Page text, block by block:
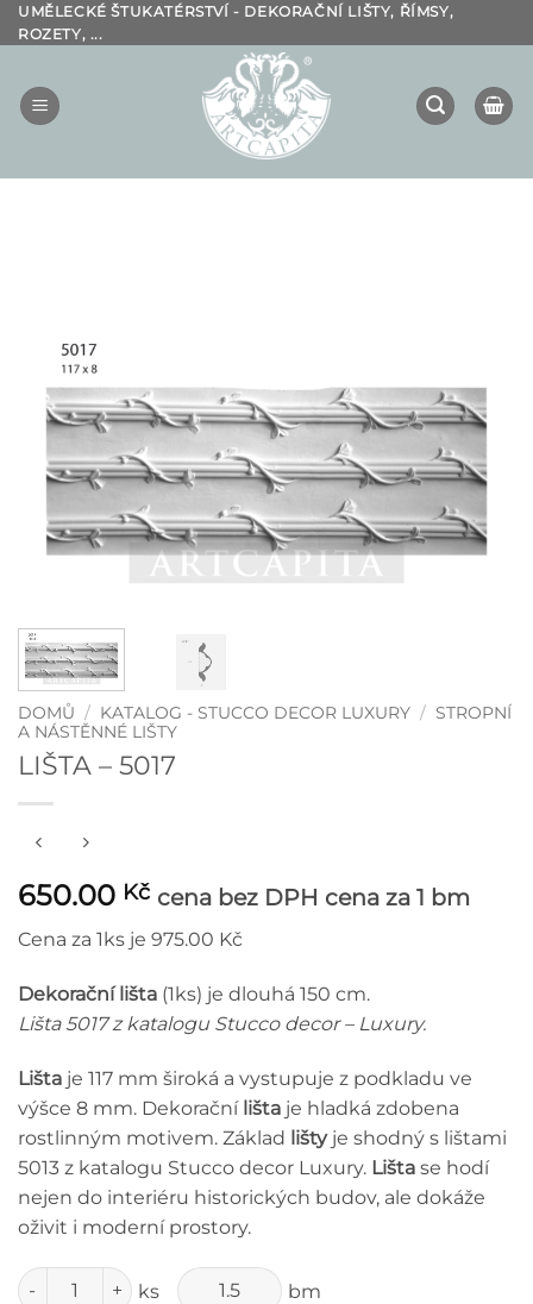
Přeskočit
na
UMĚLECKÉ ŠTUKATÉRSTVÍ - DEKORAČNÍ LIŠTY, ŘÍMSY,
ROZETY, ...
DOMŮ / KATALOG - STUCCO DECOR LUXURY / STROPNÍ
A NÁSTĚNNÉ LIŠTY
LIŠTA – 5017
650.00 Kč cena bez DPH cena za 1 bm
Cena za 1ks je 975.00 Kč
Dekorační lišta (1ks) je dlouhá 150 cm.
Lišta 5017 z katalogu Stucco decor – Luxury.
Lišta je 117 mm široká a vystupuje z podkladu ve
výšce 8 mm. Dekorační lišta je hladká zdobena
rostlinným motivem. Základ lišty je shodný s lištami
5013 z katalogu Stucco decor Luxury. Lišta se hodí
nejen do interiéru historických budov, ale dokáže
oživit i moderní prostory.
bm
Množství
ks